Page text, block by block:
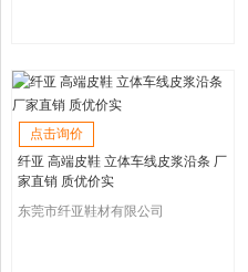
点击询价
纤亚 高端皮鞋 立体车线皮浆沿条 厂
家直销 质优价实
东莞市纤亚鞋材有限公司